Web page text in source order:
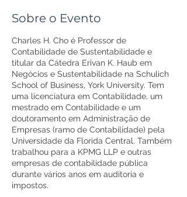
Sobre o Evento
Charles H. Cho é Professor de
Contabilidade de Sustentabilidade e
titular da Cátedra Erivan K. Haub em
Negócios e Sustentabilidade na Schulich
School of Business, York University. Tem
uma licenciatura em Contabilidade, um
mestrado em Contabilidade e um
doutoramento em Administração de
Empresas (ramo de Contabilidade) pela
Universidade da Florida Central. Também
trabalhou para a KPMG LLP e outras
empresas de contabilidade pública
durante vários anos em auditoria e
impostos.